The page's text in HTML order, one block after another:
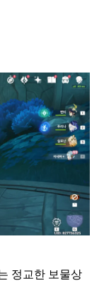
정교한 보물상